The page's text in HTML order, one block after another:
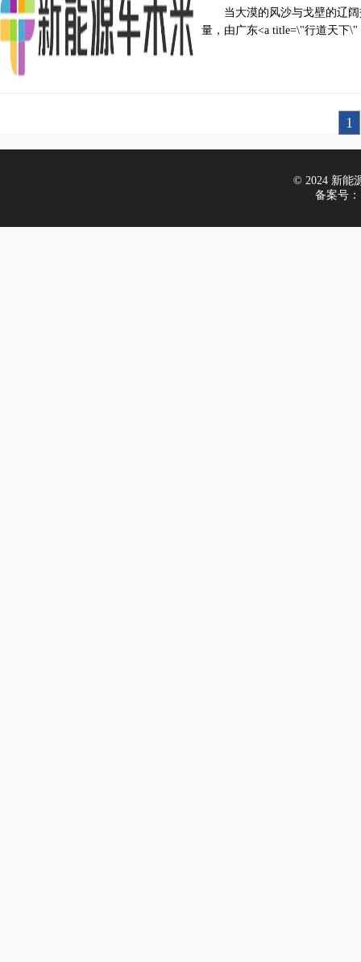
当大漠的风沙与戈壁的辽
量，由广东<a title=\"行道天下
1
© 2024 新能
备案号：